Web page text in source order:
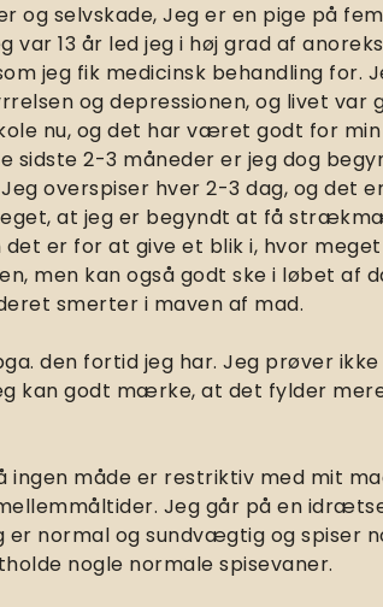
og selvskade, Jeg er en pige på
13 år led jeg i høj grad af
jeg fik medicinsk behandling for.
og depressionen, og livet var
nu, og det har været godt for
sidste 2-3 måneder er jeg dog
overspiser hver 2-3 dag, og det
at jeg er begyndt at få
er for at give et blik i, hvor
men kan også godt ske i løbet af
smerter i maven af mad.
den fortid jeg har. Jeg prøver
kan godt mærke, at det fylder
ingen måde er restriktiv med mit
Jeg går på en
normal og sundvægtig og spiser
nogle normale spisevaner.